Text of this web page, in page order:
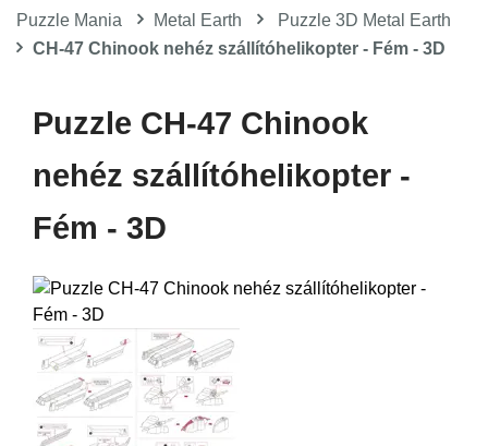
Puzzle Mania Metal Earth
Puzzle 3D Metal Earth
CH-47 Chinook nehéz szállítóhelikopter - Fém - 3D
Puzzle CH-47 Chinook
nehéz szállítóhelikopter -
Fém - 3D